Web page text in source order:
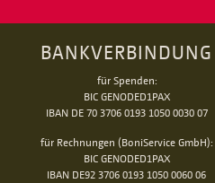
BANKVERBINDUNG
für Spenden:
BIC GENODED1PAX
IBAN DE 70 3706 0193 1050 0030 07
für Rechnungen (BoniService GmbH):
BIC GENODED1PAX
IBAN DE92 3706 0193 1050 0060 06